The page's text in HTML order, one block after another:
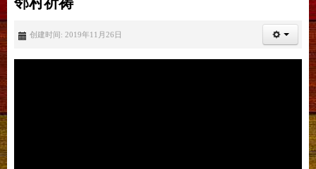
创建时间: 2019年11月26日